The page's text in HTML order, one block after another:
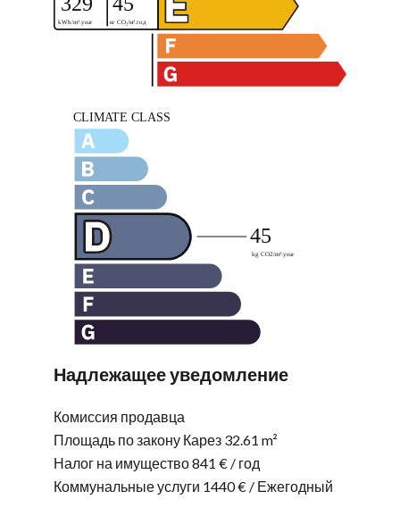
Надлежащее уведомление
Комиссия продавца
Площадь по закону Карез 32.61 m²
Налог на имущество841 € / год
Коммунальные услуги 1440 € / Ежегодный